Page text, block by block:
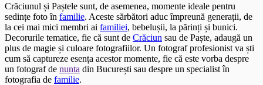
Crăciunul și Paștele sunt, de asemenea, momente ideale pentru
sedințe foto în familie. Aceste sărbători aduc împreună generații, de
la cei mai mici membri ai familiei, bebelușii, la părinți și bunici.
Decorurile tematice, fie că sunt de Crăciun sau de Paște, adaugă un
plus de magie și culoare fotografiilor. Un fotograf profesionist va ști
cum să captureze esența acestor momente, fie că este vorba despre
un fotograf de nunta din București sau despre un specialist în
fotografia de familie.